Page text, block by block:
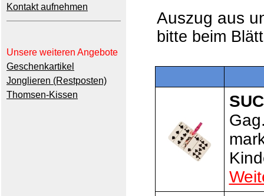
Kontakt aufnehmen
Unsere weiteren Angebote
Geschenkartikel
Jonglieren (Restposten)
Thomsen-Kissen
Auszug aus
bitte beim